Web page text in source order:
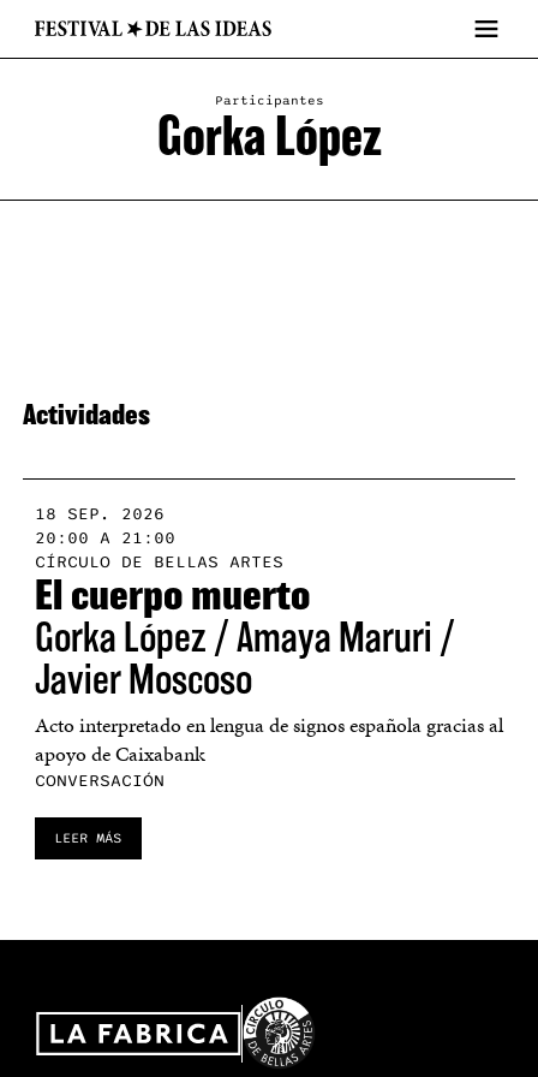
Participantes
Gorka López
Actividades
18 SEP. 2026
20:00 A 21:00
CÍRCULO DE BELLAS ARTES
El cuerpo muerto
Gorka López / Amaya Maruri /
Javier Moscoso
Acto interpretado en lengua de signos española gracias al
apoyo deCaixabank
CONVERSACIÓN
LEER MÁS